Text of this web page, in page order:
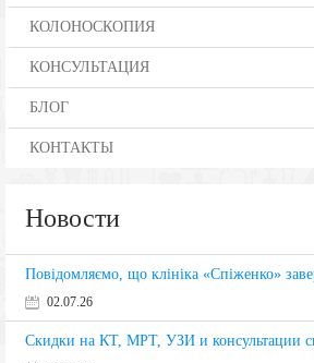
КОЛОНОСКОПИЯ
КОНСУЛЬТАЦИЯ
БЛОГ
КОНТАКТЫ
Новости
Повідомляємо, що клініка «Спіженко»
02.07.26
Скидки на КТ, МРТ, УЗИ и консультации